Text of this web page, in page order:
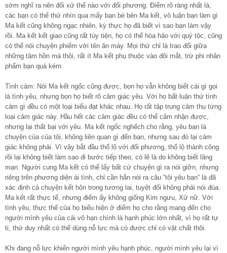
sớm nghĩ ra nên đối xử thế nào với đối phương. Điểm rõ ràng nhất là,
các bạn có thể thử nhìn qua mấy bạn bè bên Ma kết, vô luận bạn làm gì
Ma kết cũng không ngạc nhiên, kỳ thực họ đã biết vì sao bạn làm vậy
rồi. Ma kết kết giao cũng rất tùy tiện, họ có thể hòa hảo với quý tộc, cũng
có thể nói chuyện phiếm với tên ăn mày. Mọi thứ chỉ là trao đổi giữa
những tâm hồn mà thôi, rất ít Ma kết phụ thuộc vào đôi mắt, trừ phi nhân
phẩm bạn quá kém.
Tình cảm: Nói Ma kết ngốc cũng được, bọn họ vẫn không biết cái gì gọi
là tình yêu, nhưng bọn họ biết rõ cảm giác yêu. Với họ bất luận thứ tình
cảm gì đều có một loại biểu đạt khác nhau. Họ rất tập trung cảm thụ từng
loại cảm giác này. Hầu hết các cảm giác đều có thể cảm nhận được,
nhưng lại thất bại với yêu. Ma kết ngốc nghếch cho rằng, yêu bạn là
chuyện của của tôi, không liên quan gì đến bạn, nhưng sau đó lại cảm
giác không phải. Vì vậy bắt đầu thổ lộ với đối phương, thổ lộ thành công
rồi lại không biết làm sao đi bước tiếp theo, có lẽ là do không biết lãng
mạn. Người cung Ma kết có thể lấy bất cứ chuyện gì ra nói giỡn, nhưng
riêng trên phương diện ái tình, chỉ cần hắn nói ra câu “tôi yêu bạn” là đã
xác định cả chuyện kết hôn trong tương lai, tuyệt đối không phải nói đùa.
Ma kết rất thực tế, nhưng điểm ấy không giống Kim ngưu, Xử nữ. Với
tình yêu, thực thế của họ biểu hiện ở điểm họ cho rằng mang đến cho
người mình yêu của cải vô hạn chính là hạnh phúc lớn nhất, vì họ rất tự
ti, thứ duy nhất có thể dùng nỗ lực mà có được chỉ có vật chất thôi.
Khi đang nỗ lực khiến người mình yêu hạnh phúc, người mình yêu lại vì